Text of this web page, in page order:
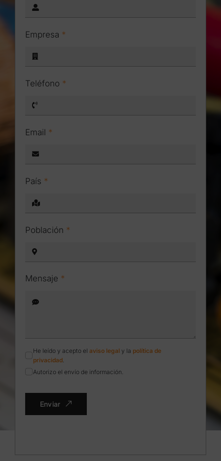
Empresa *
Teléfono *
Email *
País *
Población *
Mensaje *
He leído y acepto elaviso legal y la política de
privacidad
Autorizo el envío de información.
Enviar